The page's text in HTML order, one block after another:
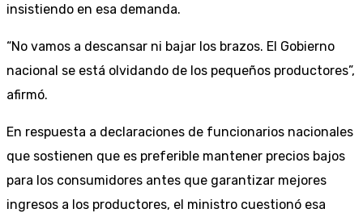
insistiendo en esa demanda.
“No vamos a descansar ni bajar los brazos. El Gobierno
nacional se está olvidando de los pequeños productores”,
afirmó.
En respuesta a declaraciones de funcionarios nacionales
que sostienen que es preferible mantener precios bajos
para los consumidores antes que garantizar mejores
ingresos a los productores, el ministro cuestionó esa